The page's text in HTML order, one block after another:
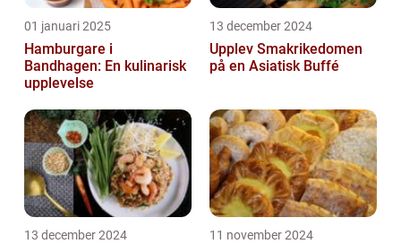
01 januari 2025
Hamburgare i
Bandhagen: En kulinarisk
upplevelse
13 december 2024
Upplev Smakrikedomen
på en Asiatisk Buffé
13 december 2024 11 november 2024